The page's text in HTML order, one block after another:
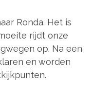
Ronda. Het is
rijdt onze
op. Na een
en worden